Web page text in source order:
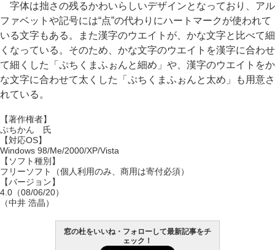
字体は拙さの残るかわいらしいデザインとなっており、アル
ファベットや記号には“点”の代わりにハートマークが使われて
いる文字もある。また漢字のウエイトが、かな文字と比べて細
くなっている。そのため、かな文字のウエイトを漢字に合わせ
て細くした「ぷちくまふぉんと細め」や、漢字のウエイトをか
な文字に合わせて太くした「ぷちくまふぉんと太め」も用意さ
れている。
【著作権者】
ぷちかん 氏
【対応OS】
Windows 98/Me/2000/XP/Vista
【ソフト種別】
フリーソフト（個人利用のみ、商用は寄付必須）
【バージョン】
4.0（08/06/20）
（中井 浩晶）
窓の杜をいいね・フォローして最新記事をチ
ェック！